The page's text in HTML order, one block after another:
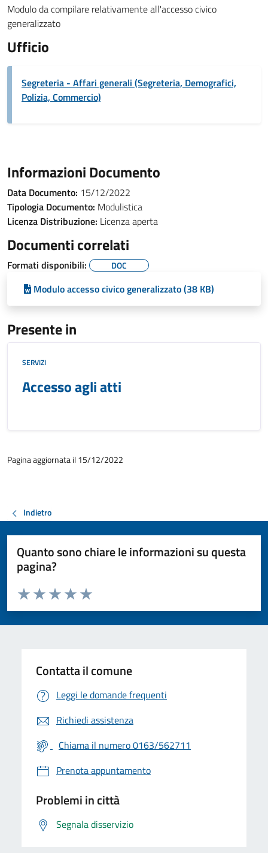
Modulo da compilare relativamente all'accesso civico
generalizzato
Ufficio
Segreteria - Affari generali (Segreteria, Demografici,
Polizia, Commercio)
Informazioni Documento
Data Documento: 15/12/2022
Tipologia Documento: Modulistica
Licenza Distribuzione: Licenza aperta
Documenti correlati
Formati disponibili: DOC
Modulo accesso civico generalizzato (38 KB)
Presente in
SERVIZI
Accesso agli atti
Pagina aggiornata il 15/12/2022
Indietro
Quanto sono chiare le informazioni su questa
pagina?
Valuta da 1 a 5 stelle la pagina
Valuta 5 stelle su 5
Valuta 4 stelle su 5
Valuta 3 stelle su 5
Valuta 2 stelle su 5
Valuta 1 stelle su 5
Contatta il comune
Leggi le domande frequenti
Richiedi assistenza
Chiama il numero 0163/562711
Prenota appuntamento
Problemi in città
Segnala disservizio